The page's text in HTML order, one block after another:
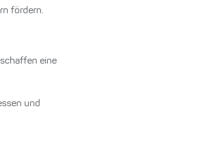
fördern.
eine
und